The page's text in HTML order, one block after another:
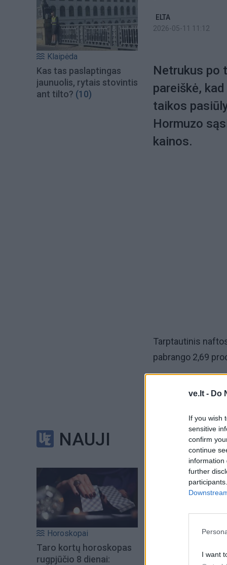
ve.lt - Do
If you wish
sensitive
confirm
continue
information
further
I want
Klaipėda
Kas tas paslaptingas
jaunuolis, rytais stovintis
ant tilto? (10)
NAUJI
Horoskopai
Taro kortų horoskopas
rugpjūčio 8 dienai:
ELTA
2026-05-11 11:12
Netrukus po
pareiškė,
taikos
Hormuzo
kainos.
Tarptautinis
pabrango 2,69
pasiekė 97,84